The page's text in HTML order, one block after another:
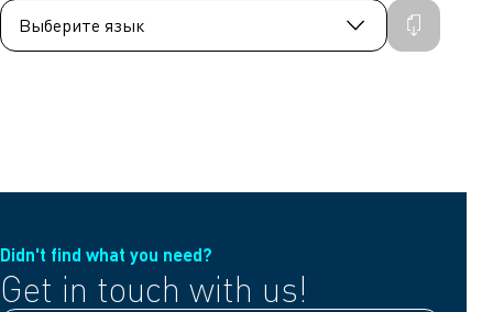
Didn't find what you need?
Get in touch with us!